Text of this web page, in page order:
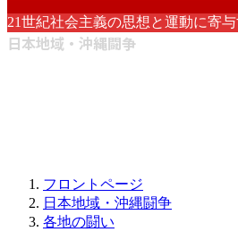
21世紀社会主義の思想と運動に寄
日本地域・沖縄闘争
フロントページ
日本地域・沖縄闘争
各地の闘い